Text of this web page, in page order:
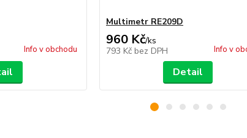
Info v obchodu
Multimetr RE209D
960 Kč/ks
793 Kč bez DPH Info v
Detail